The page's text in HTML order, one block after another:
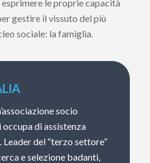
esprimere le proprie capacità
gestire il vissuto del più
sociale: la famiglia.
socio
occupa di assistenza
del “terzo settore”
e selezione badanti,